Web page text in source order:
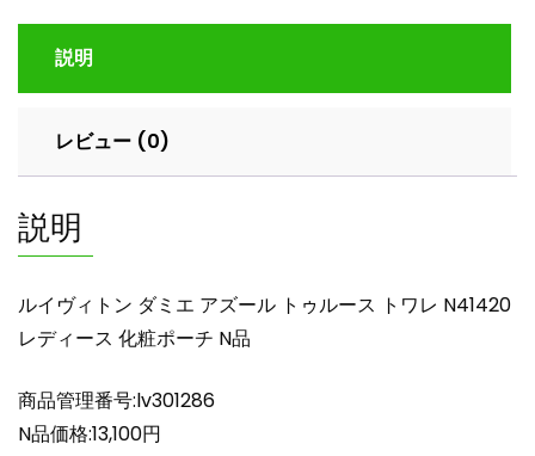
エ
ズ
ト
ル
ー
ト
ワ
N41420
レ
説明
レビュー (0)
説明
ルイヴィトン ダミエ アズール トゥルース トワレ N41420
レディース 化粧ポーチ N品
商品管理番号:lv301286
N品価格:13,100円